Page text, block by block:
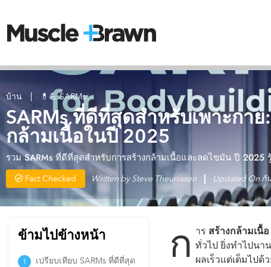
บ้าน 💊💪 SARMs
SARMs ที่ดีที่สุดสำหรับเพาะกา
กล้ามเนื้อในปี 2025
รวม SARMs ที่ดีที่สุดสำหรับการสร้างกล้ามเนื้อและลดไขมัน ปี
Fact Checked Written bySteve Theunissen Updated On กั
ข้ามไปข้างหน้า
เปรียบเทียบ SARMs ที่ดีที่สุด
ก าร สร้างกล้ามเนื้อ
ทั่วไป ยิ่งทำไปนา
ผลเร็วแต่เต็มไปด้